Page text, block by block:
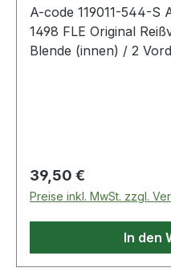
A-code 119011-544-S
1498 FLE Original
Blende (innen) / 2
bei 40°C;Nicht
Wäschetrockner
Trockenreinigen
Regulärer Preis:
39,50 €
Preise inkl. MwSt. zzgl.
In den